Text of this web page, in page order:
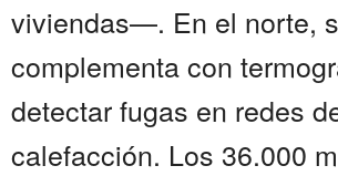
viviendas—. En el norte,
complementa con
detectar fugas en redes
calefacción. Los 36.000